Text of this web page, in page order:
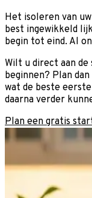
Het isoleren van
best ingewikkeld
begin tot eind. Al
Wilt u direct aan
beginnen? Plan
wat de beste
daarna verder
Plan een gratis